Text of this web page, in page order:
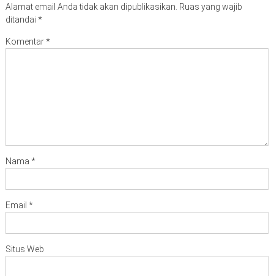
Alamat email Anda tidak akan dipublikasikan. Ruas yang wajib
ditandai *
Komentar*
Nama *
Email *
Situs Web